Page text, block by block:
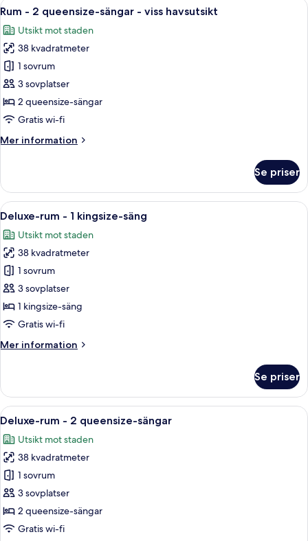
kingsize-
-
viss
havsutsikt
Öppna
alla
foton
för
Rum
-
2
queensize-
-
9
Rum - 2 queensize-sängar - viss havsutsikt
Utsikt mot staden
38 kvadratmeter
1 sovrum
3 sovplatser
2 queensize-sängar
Gratis wi-fi
Mer information
Mer
-
queensize-
-
viss
havsutsikt
Se priser
Öppna
alla
foton
för
Deluxe-
rum
-
1
säng
Ett hotellrum med en stor säng, ett
13
Deluxe-rum - 1 kingsize-säng
Utsikt mot staden
38 kvadratmeter
1 sovrum
3 sovplatser
1 kingsize-säng
Gratis wi-fi
Mer information
Mer
rum
1
säng
Se priser
Öppna
alla
foton
för
Deluxe-
rum
-
2
Ett hotellrum med två sängar, ett
11
Deluxe-rum - 2 queensize-sängar
Utsikt mot staden
38 kvadratmeter
1 sovrum
3 sovplatser
2 queensize-sängar
Gratis wi-fi